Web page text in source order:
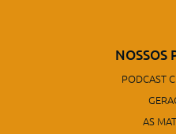
NOSSOS
PODCAST
AS